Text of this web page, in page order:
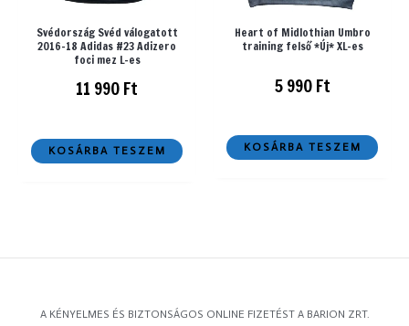
Svédország Svéd válogatott
2016-18 Adidas #23 Adizero
foci mez L-es
11 990Ft
KOSÁRBA TESZEM
Heart of Midlothian Umbro
training felső *Új* XL-es
5 990Ft
KOSÁRBA TESZEM
A KÉNYELMES ÉS BIZTONSÁGOS ONLINE FIZETÉST A BARION ZRT.